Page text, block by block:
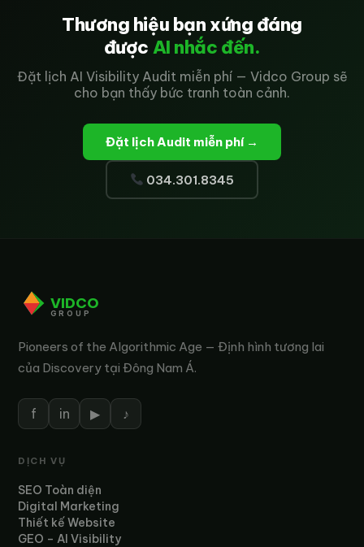
Thương hiệu bạn xứng đáng
được AI nhắc đến.
Đặt lịch AI Visibility Audit miễn phí — Vidco Group sẽ
cho bạn thấy bức tranh toàn cảnh.
Đặt lịch Audit miễn phí →
034.301.8345
VIDCO
GROUP
Pioneers of the Algorithmic Age — Định hình tương lai
của Discovery tại Đông Nam Á.
f in ▶ ♪
DỊCH VỤ
SEO Toàn diện
Digital Marketing
Thiết kế Website
GEO – AI Visibility